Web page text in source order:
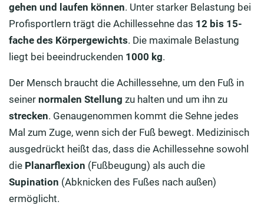
gehen und laufen können. Unter starker Belastung bei
Profisportlern trägt die Achillessehne das 12 bis 15-
fache des Körpergewichts. Die maximale Belastung
liegt bei beeindruckenden 1000 kg.
Der Mensch braucht die Achillessehne, um den Fuß in
seiner normalen Stellung zu halten und um ihn zu
strecken. Genaugenommen kommt die Sehne jedes
Mal zum Zuge, wenn sich der Fuß bewegt. Medizinisch
ausgedrückt heißt das, dass die Achillessehne sowohl
die Planarflexion (Fußbeugung) als auch die
Supination (Abknicken des Fußes nach außen)
ermöglicht.